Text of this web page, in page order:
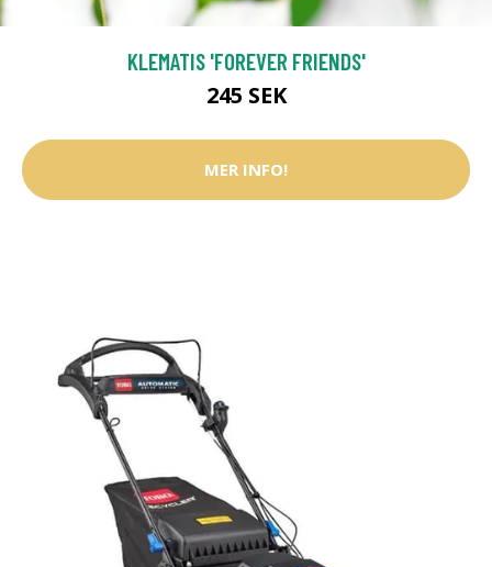
KLEMATIS 'FOREVER FRIENDS'
245 SEK
MER INFO!